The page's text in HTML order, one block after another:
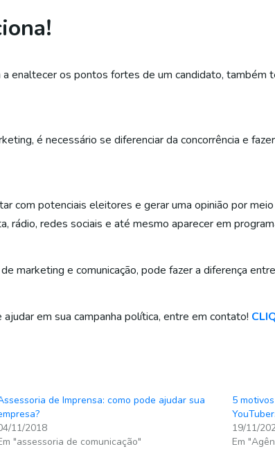
enaltecer os pontos fortes de um candidato,
é necessário se diferenciar da concorrência e
com potenciais eleitores e gerar uma opinião por
rádio, redes sociais e até mesmo aparecer em
marketing e comunicação, pode fazer a diferença
em sua campanha política, entre em contato!
de Imprensa: como pode ajudar sua
11/2018
"assessoria de comunicação"
5
19/11/
Em